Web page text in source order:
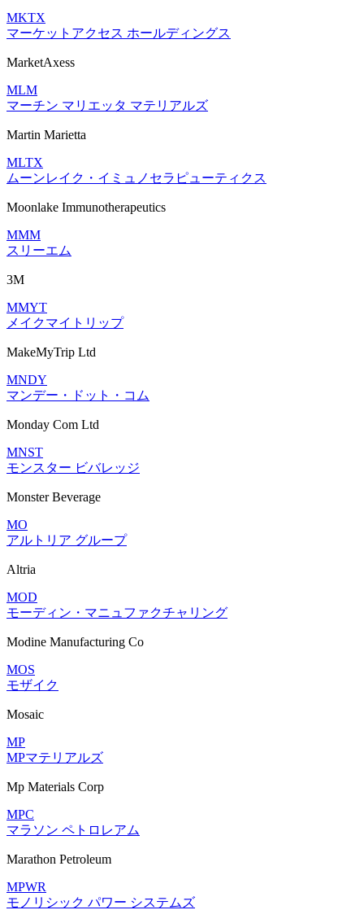
MKTX
マーケットアクセス ホールディングス
MarketAxess
MLM
マーチン マリエッタ マテリアルズ
Martin Marietta
MLTX
ムーンレイク・イミュノセラピューティクス
Moonlake Immunotherapeutics
MMM
スリーエム
3M
MMYT
メイクマイトリップ
MakeMyTrip Ltd
MNDY
マンデー・ドット・コム
Monday Com Ltd
MNST
モンスター ビバレッジ
Monster Beverage
MO
アルトリア グループ
Altria
MOD
モーディン・マニュファクチャリング
Modine Manufacturing Co
MOS
モザイク
Mosaic
MP
MPマテリアルズ
Mp Materials Corp
MPC
マラソン ペトロレアム
Marathon Petroleum
MPWR
モノリシック パワー システムズ